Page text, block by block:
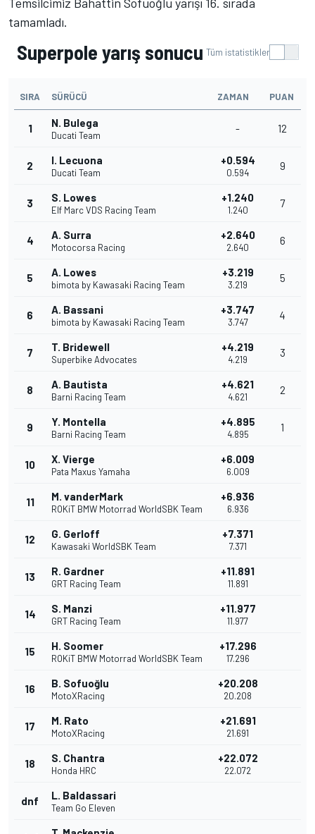
tamamladı.
Superpole yarış sonucu Tüm istatistikler
SIRA SÜRÜCÜ ZAMAN PUAN
1 N. Bulega
Ducati Team
- 12
2 I. Lecuona
Ducati Team
+0.594
0.594
9
3 S. Lowes
Elf Marc VDS Racing Team
+1.240
1.240
7
4 A. Surra
Motocorsa Racing
+2.640
2.640
6
5 A. Lowes
bimota by Kawasaki Racing Team
+3.219
3.219
5
6 A. Bassani
bimota by Kawasaki Racing Team
+3.747
3.747
4
7 T. Bridewell
Superbike Advocates
+4.219
4.219
3
8 A. Bautista
Barni Racing Team
+4.621
4.621
2
9 Y. Montella
Barni Racing Team
+4.895
4.895
1
10 X. Vierge
Pata Maxus Yamaha
+6.009
6.009
11 M. vanderMark
ROKiT BMW Motorrad WorldSBK Team
+6.936
6.936
12 G. Gerloff
Kawasaki WorldSBK Team
+7.371
7.371
13 R. Gardner
GRT Racing Team
+11.891
11.891
14 S. Manzi
GRT Racing Team
+11.977
11.977
15 H. Soomer
ROKiT BMW Motorrad WorldSBK Team
+17.296
17.296
16 B. Sofuoğlu
MotoXRacing
+20.208
20.208
17 M. Rato
MotoXRacing
+21.691
21.691
18 S. Chantra
Honda HRC
+22.072
22.072
dnf L. Baldassari
Team Go Eleven